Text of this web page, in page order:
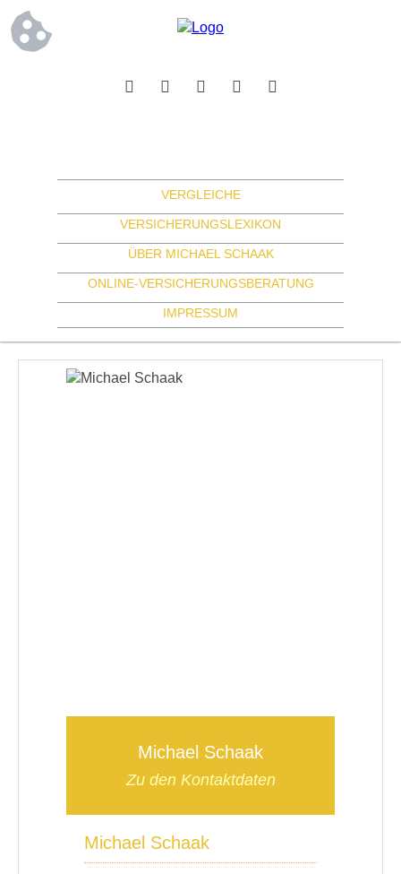
VERGLEICHE
VERSICHERUNGSLEXIKON
ÜBER MICHAEL SCHAAK
ONLINE-VERSICHERUNGSBERATUNG
IMPRESSUM
Michael Schaak
Zu den Kontaktdaten
Michael Schaak